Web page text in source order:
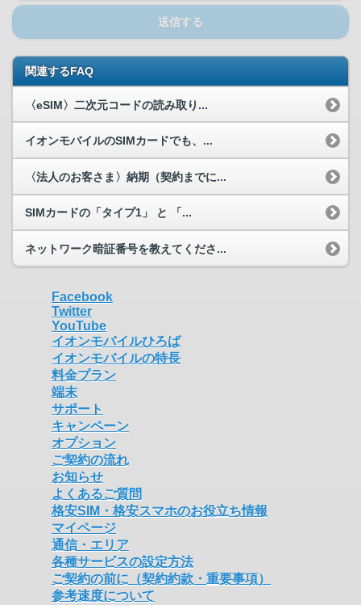
送信する
関連するFAQ
〈eSIM〉二次元コードの読み取り...
イオンモバイルのSIMカードでも、...
〈法人のお客さま〉納期（契約までに...
SIMカードの「タイプ1」 と 「...
ネットワーク暗証番号を教えてくださ...
Facebook
Twitter
YouTube
イオンモバイルひろば
イオンモバイルの特長
料金プラン
端末
サポート
キャンペーン
オプション
ご契約の流れ
お知らせ
よくあるご質問
格安SIM・格安スマホのお役立ち情報
マイページ
通信・エリア
各種サービスの設定方法
ご契約の前に（契約約款・重要事項）
参考速度について